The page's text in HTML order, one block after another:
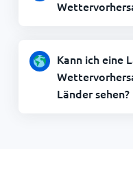
Kann ich eine
Länder sehen?